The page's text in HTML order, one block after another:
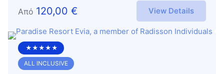
Από 120,00 € View Details
★★★★★
ALL INCLUSIVE